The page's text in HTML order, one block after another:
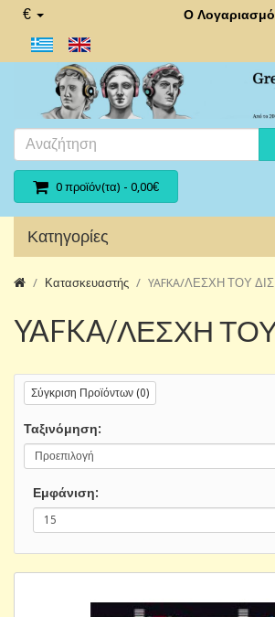
€ Ο
0 προϊόν(τα) - 0,00€
Κατηγορίες
Κατασκευαστής YAFKA/ΛΕΣΧΗ ΤΟΥ
YAFKA/ΛΕΣΧΗ
Σύγκριση Προϊόντων (0)
Ταξινόμηση:
Εμφάνιση: